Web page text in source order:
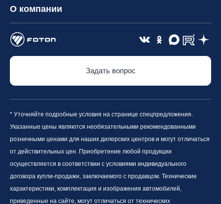
О компании
Задать вопрос
* Уточняйте подробные условия на странице спецпредложения.
Указанные цены являются необязательными рекомендованными
розничными ценами для наших дилерских центров и могут отличаться
от действительных цен. Приобретение любой продукции
осуществляется в соответствии с условиями индивидуального
договора купли-продажи, заключаемого с продавцом. Технические
характеристики, комплектация и изображения автомобилей,
приведенные на сайте, могут отличаться от технических